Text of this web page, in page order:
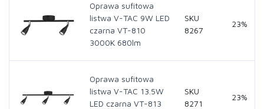
Oprawa sufitowa
listwa V-TAC 9W LED
czarna VT-810
3000K 680lm
SKU
8267
23%
Oprawa sufitowa
listwa V-TAC 13.5W
LED czarna VT-813
SKU
8271
23%